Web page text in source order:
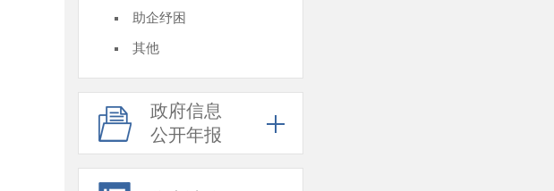
助企纾困
其他
政府信息
公开年报